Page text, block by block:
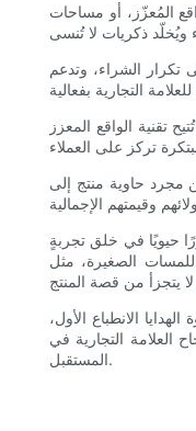
المُعزّز، أو مساحات
الشراء، وتدعم
تُتيح تقنية الواقع المعزز (AR) تجارب غامرة للعملاء من خلال استخدام هواتفهم الذكية للوصول إلى الرسوم المتحركة والألعاب وعروض المنتجات الافتراضية. هذا النهج المتطور لا يجعل فتح العبوة تجربة مثيرة فحسب، بل
مجرد حاوية منتج إلى
حيويًا في خلق تجربةٍ
الصغيرة، مثل
الانطباع الأول،
العلامة التجارية في
المستقبل.